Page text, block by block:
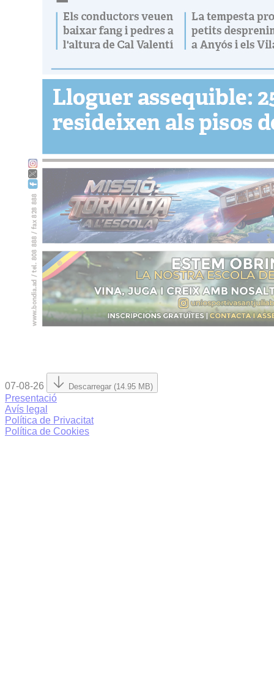
07-08-26 Descarregar (14.95 MB)
Presentació
Avís legal
Política de Privacitat
Política de Cookies